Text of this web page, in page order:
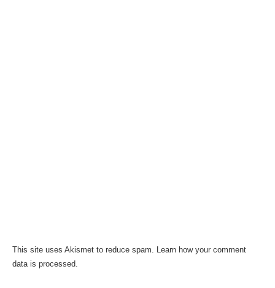
This site uses Akismet to reduce spam. Learn how your comment
data is processed.